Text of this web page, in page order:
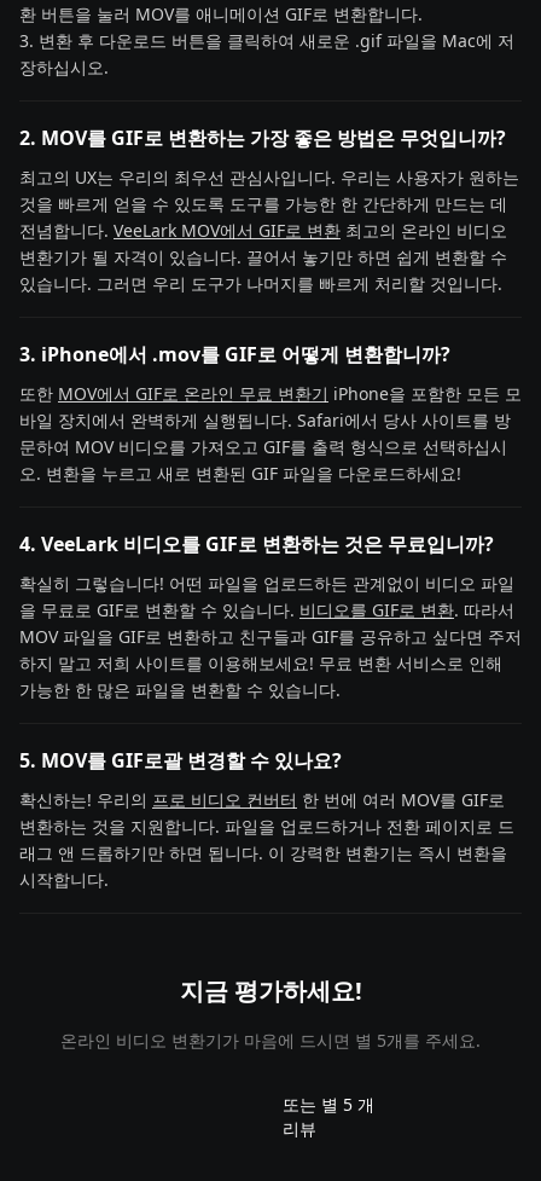
환 버튼을 눌러 MOV를 애니메이션 GIF로 변환합니다.
3. 변환 후 다운로드 버튼을 클릭하여 새로운 .gif 파일을 Mac에 저
장하십시오.
2. MOV를 GIF로 변환하는 가장 좋은 방법은 무엇입니까?
최고의 UX는 우리의 최우선 관심사입니다. 우리는 사용자가 원하는
것을 빠르게 얻을 수 있도록 도구를 가능한 한 간단하게 만드는 데
전념합니다. VeeLark MOV에서 GIF로 변환 최고의 온라인 비디오
변환기가 될 자격이 있습니다. 끌어서 놓기만 하면 쉽게 변환할 수
있습니다. 그러면 우리 도구가 나머지를 빠르게 처리할 것입니다.
3. iPhone에서 .mov를 GIF로 어떻게 변환합니까?
또한 MOV에서 GIF로 온라인 무료 변환기 iPhone을 포함한 모든 모
바일 장치에서 완벽하게 실행됩니다. Safari에서 당사 사이트를 방
문하여 MOV 비디오를 가져오고 GIF를 출력 형식으로 선택하십시
오. 변환을 누르고 새로 변환된 GIF 파일을 다운로드하세요!
4. VeeLark 비디오를 GIF로 변환하는 것은 무료입니까?
확실히 그렇습니다! 어떤 파일을 업로드하든 관계없이 비디오 파일
을 무료로 GIF로 변환할 수 있습니다. 비디오를 GIF로 변환. 따라서
MOV 파일을 GIF로 변환하고 친구들과 GIF를 공유하고 싶다면 주저
하지 말고 저희 사이트를 이용해보세요! 무료 변환 서비스로 인해
가능한 한 많은 파일을 변환할 수 있습니다.
5. MOV를 GIF로괄 변경할 수 있나요?
확신하는! 우리의 프로 비디오 컨버터 한 번에 여러 MOV를 GIF로
변환하는 것을 지원합니다. 파일을 업로드하거나 전환 페이지로 드
래그 앤 드롭하기만 하면 됩니다. 이 강력한 변환기는 즉시 변환을
시작합니다.
지금 평가하세요!
온라인 비디오 변환기가 마음에 드시면 별 5개를 주세요.
또는 별 5 개
리뷰